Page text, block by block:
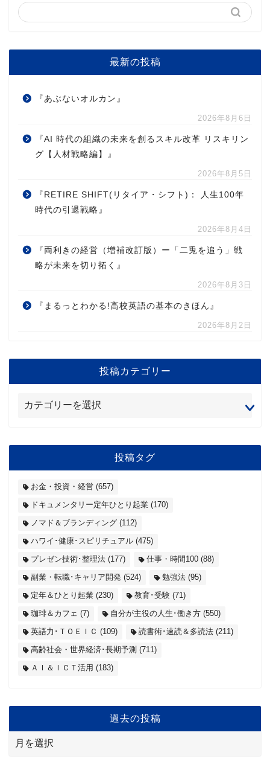
最新の投稿
『あぶないオルカン』
2026年8月6日
『AI 時代の組織の未来を創るスキル改革 リスキリン
グ【人材戦略編】』
2026年8月5日
『RETIRE SHIFT(リタイア・シフト)： 人生100年
時代の引退戦略』
2026年8月4日
『両利きの経営（増補改訂版）ー「二兎を追う」戦
略が未来を切り拓く』
2026年8月3日
『まるっとわかる!高校英語の基本のきほん』
2026年8月2日
投稿カテゴリー
投稿タグ
お金・投資・経営 (657)
ドキュメンタリー定年ひとり起業 (170)
ノマド＆ブランディング (112)
ハワイ･健康･スピリチュアル (475)
プレゼン技術･整理法 (177) 仕事・時間100 (88)
副業・転職･キャリア開発 (524) 勉強法 (95)
定年＆ひとり起業 (230) 教育･受験 (71)
珈琲＆カフェ (7) 自分が主役の人生･働き方 (550)
英語力･ＴＯＥＩＣ (109) 読書術･速読＆多読法 (211)
高齢社会・世界経済･長期予測 (711)
ＡＩ＆ＩＣＴ活用 (183)
過去の投稿